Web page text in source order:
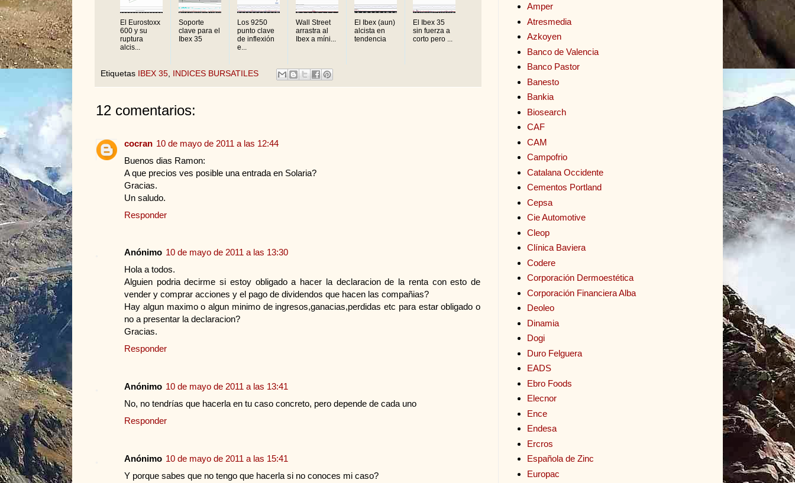
El Eurostoxx
600 y su
ruptura
alcis...
Soporte
clave para el
Ibex 35
Los 9250
punto clave
de inflexión
e...
Wall Street
arrastra al
Ibex a míni...
El Ibex (aun)
alcista en
tendencia
El Ibex 35
sin fuerza a
corto pero ...
Etiquetas IBEX 35 INDICES BURSATILES
12 comentarios:
cocran 10 de mayo de 2011 a las 12:44
Buenos dias Ramon:
A que precios ves posible una entrada en Solaria?
Gracias.
Un saludo.
Responder
Anónimo 10 de mayo de 2011 a las 13:30
Hola a todos.
Alguien podria decirme si estoy obligado a hacer la declaracion de la renta con esto de
vender y comprar acciones y el pago de dividendos que hacen las compañias?
Hay algun maximo o algun minimo de ingresos,ganacias,perdidas etc para estar obligado o
no a presentar la declaracion?
Gracias.
Responder
Anónimo 10 de mayo de 2011 a las 13:41
No, no tendrías que hacerla en tu caso concreto, pero depende de cada uno
Responder
Anónimo 10 de mayo de 2011 a las 15:41
Y porque sabes que no tengo que hacerla si no conoces mi caso?
Amper
Atresmedia
Azkoyen
Banco de Valencia
Banco Pastor
Banesto
Bankia
Biosearch
CAF
CAM
Campofrio
Catalana Occidente
Cementos Portland
Cepsa
Cie Automotive
Cleop
Clínica Baviera
Codere
Corporación Dermoestética
Corporación Financiera Alba
Deoleo
Dinamia
Dogi
Duro Felguera
EADS
Ebro Foods
Elecnor
Ence
Endesa
Ercros
Española de Zinc
Europac